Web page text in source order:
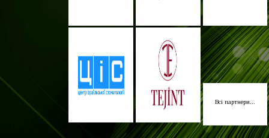
Всі партнери...